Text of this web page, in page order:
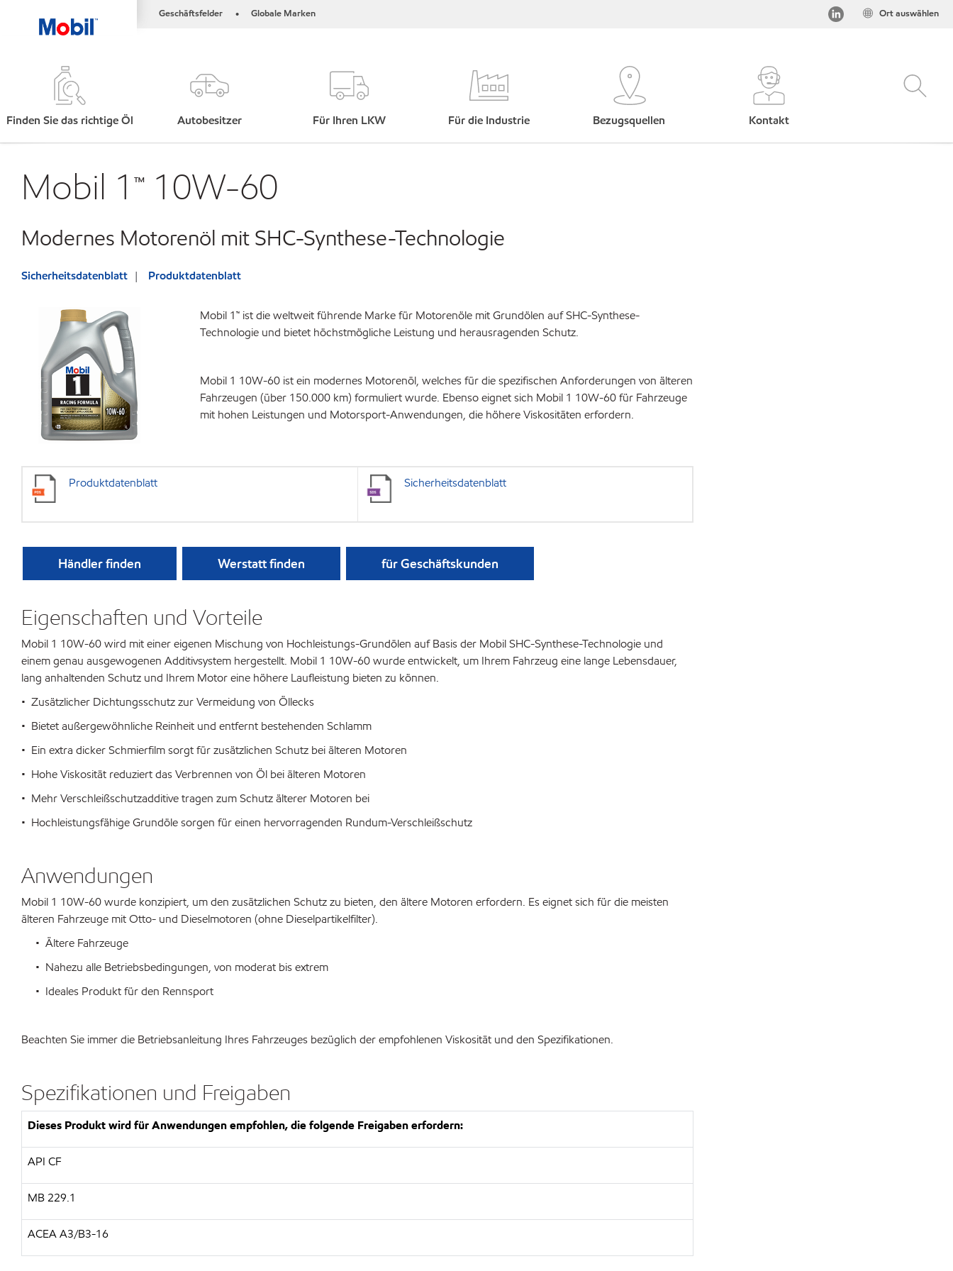
Geschäftsfelder • Globale Marken Ort auswählen
Finden Sie das richtige Öl Autobesitzer Für Ihren LKW Für die Industrie Bezugsquellen Kontakt
Mobil 1™ 10W-60
Modernes Motorenöl mit SHC-Synthese-Technologie
Sicherheitsdatenblatt Produktdatenblatt
Mobil 1™ ist die weltweit führende Marke für Motorenöle mit Grundölen auf SHC-Synthese-
Technologie und bietet höchstmögliche Leistung und herausragenden Schutz.
Mobil 1 10W-60 ist ein modernes Motorenöl, welches für die spezifischen Anforderungen von älteren
Fahrzeugen (über 150.000 km) formuliert wurde. Ebenso eignet sich Mobil 1 10W-60 für Fahrzeuge
mit hohen Leistungen und Motorsport-Anwendungen, die höhere Viskositäten erfordern.
Produktdatenblatt Sicherheitsdatenblatt
Händler finden Werstatt finden für Geschäftskunden
Eigenschaften und Vorteile
Mobil 1 10W-60 wird mit einer eigenen Mischung von Hochleistungs-Grundölen auf Basis der Mobil SHC-Synthese-Technologie und
einem genau ausgewogenen Additivsystem hergestellt. Mobil 1 10W-60 wurde entwickelt, um Ihrem Fahrzeug eine lange Lebensdauer,
lang anhaltenden Schutz und Ihrem Motor eine höhere Laufleistung bieten zu können.
• Zusätzlicher Dichtungsschutz zur Vermeidung von Öllecks
• Bietet außergewöhnliche Reinheit und entfernt bestehenden Schlamm
• Ein extra dicker Schmierfilm sorgt für zusätzlichen Schutz bei älteren Motoren
• Hohe Viskosität reduziert das Verbrennen von Öl bei älteren Motoren
• Mehr Verschleißschutzadditive tragen zum Schutz älterer Motoren bei
• Hochleistungsfähige Grundöle sorgen für einen hervorragenden Rundum-Verschleißschutz
Anwendungen
Mobil 1 10W-60 wurde konzipiert, um den zusätzlichen Schutz zu bieten, den ältere Motoren erfordern. Es eignet sich für die meisten
älteren Fahrzeuge mit Otto- und Dieselmotoren (ohne Dieselpartikelfilter).
• Ältere Fahrzeuge
• Nahezu alle Betriebsbedingungen, von moderat bis extrem
• Ideales Produkt für den Rennsport
Beachten Sie immer die Betriebsanleitung Ihres Fahrzeuges bezüglich der empfohlenen Viskosität und den Spezifikationen.
Spezifikationen und Freigaben
Dieses Produkt wird für Anwendungen empfohlen, die folgende Freigaben erfordern:
API CF
MB 229.1
ACEA A3/B3-16